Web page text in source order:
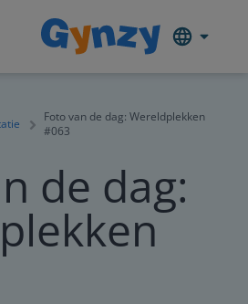
Foto van de dag: Wereldplekken
#063
de dag: